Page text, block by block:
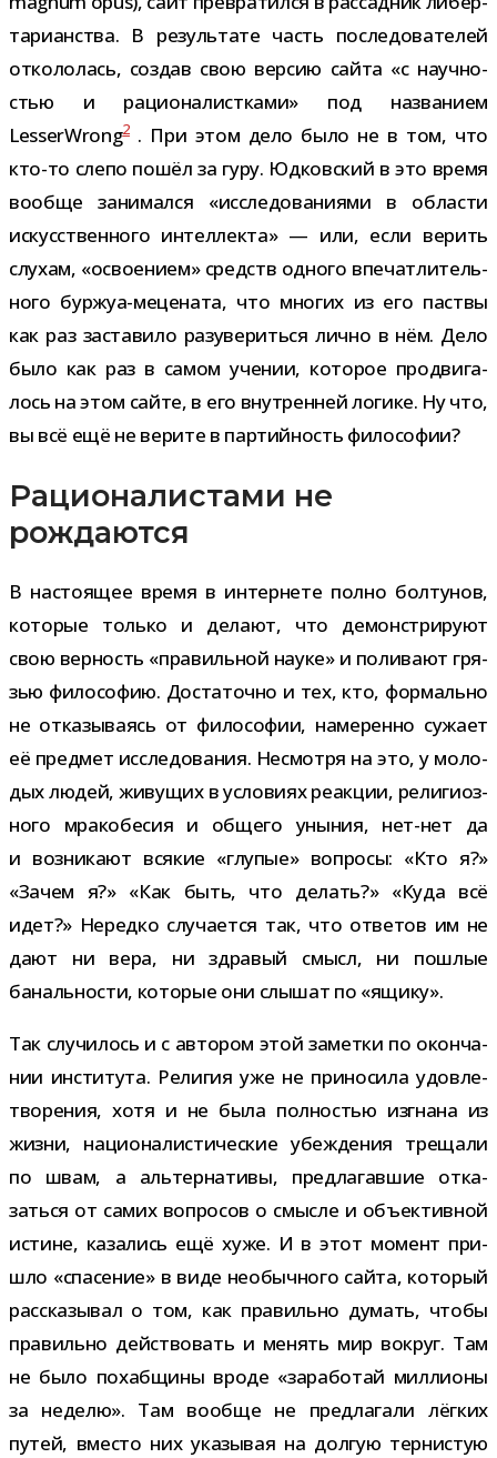
та­ри­ан­ства. В резуль­тате часть после­до­ва­те­лей
отко­ло­лась, создав свою вер­сию сайта «с науч­но­
стью и раци­о­на­лист­ками» под назва­нием
LesserWrong2. При этом дело было не в том, что
кто-​то слепо пошёл за гуру. Юдковский в это время
вообще зани­мался «иссле­до­ва­ни­ями в обла­сти
искус­ствен­ного интел­лекта» — или, если верить
слу­хам, «осво­е­нием» средств одного впе­чат­ли­тель­
ного буржуа-​мецената, что мно­гих из его паствы
как раз заста­вило разу­ве­риться лично в нём. Дело
было как раз в самом уче­нии, кото­рое про­дви­га­
лось на этом сайте, в его внут­рен­ней логике. Ну что,
вы всё ещё не верите в пар­тий­ность философии?
Рационалистами не
рождаются
В насто­я­щее время в интер­нете полно бол­ту­нов,
кото­рые только и делают, что демон­стри­руют
свою вер­ность «пра­виль­ной науке» и поли­вают гря­
зью фило­со­фию. Достаточно и тех, кто, фор­мально
не отка­зы­ва­ясь от фило­со­фии, наме­ренно сужает
её пред­мет иссле­до­ва­ния. Несмотря на это, у моло­
дых людей, живу­щих в усло­виях реак­ции, рели­ги­оз­
ного мра­ко­бе­сия и общего уны­ния, нет-​нет да
и воз­ни­кают вся­кие «глу­пые» вопросы: «Кто я?»
«Зачем я?» «Как быть, что делать?» «Куда всё
идет?» Нередко слу­ча­ется так, что отве­тов им не
дают ни вера, ни здра­вый смысл, ни пош­лые
баналь­но­сти, кото­рые они слы­шат по «ящику».
Так слу­чи­лось и с авто­ром этой заметки по окон­ча­
нии инсти­тута. Религия уже не при­но­сила удо­вле­
тво­ре­ния, хотя и не была пол­но­стью изгнана из
жизни, наци­о­на­ли­сти­че­ские убеж­де­ния тре­щали
по швам, а аль­тер­на­тивы, пред­ла­гав­шие отка­
заться от самих вопро­сов о смысле и объ­ек­тив­ной
истине, каза­лись ещё хуже. И в этот момент при­
шло «спа­се­ние» в виде необыч­ного сайта, кото­рый
рас­ска­зы­вал о том, как пра­вильно думать, чтобы
пра­вильно дей­ство­вать и менять мир вокруг. Там
не было похаб­щины вроде «зара­бо­тай мил­ли­оны
за неделю». Там вообще не пред­ла­гали лёг­ких
путей, вме­сто них ука­зы­вая на дол­гую тер­ни­стую